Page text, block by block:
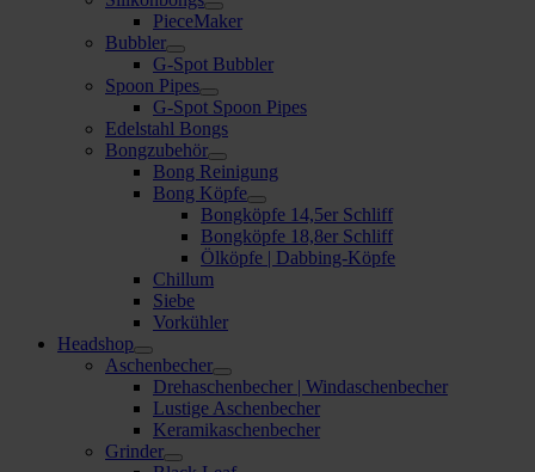
PieceMaker
Bubbler
G-Spot Bubbler
Spoon Pipes
G-Spot Spoon Pipes
Edelstahl Bongs
Bongzubehör
Bong Reinigung
Bong Köpfe
Bongköpfe 14,5er Schliff
Bongköpfe 18,8er Schliff
Ölköpfe | Dabbing-Köpfe
Chillum
Siebe
Vorkühler
Headshop
Aschenbecher
Drehaschenbecher | Windaschenbecher
Lustige Aschenbecher
Keramikaschenbecher
Grinder